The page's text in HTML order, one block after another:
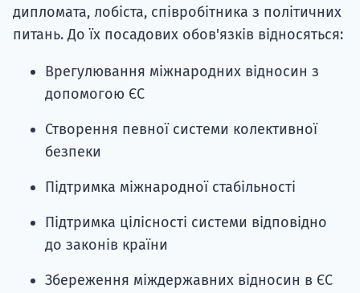
дипломата, лобіста, співробітника з політичних
питань. До їх посадових обов'язків відносяться:
Врегулювання міжнародних відносин з
допомогою ЄС
Створення певної системи колективної
безпеки
Підтримка міжнародної стабільності
Підтримка цілісності системи відповідно
до законів країни
Збереження міждержавних відносин в ЄС